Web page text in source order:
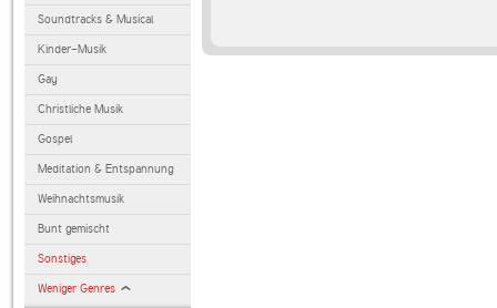
Soundtracks & Musical
Kinder-Musik
Gay
Christliche Musik
Gospel
Meditation & Entspannung
Weihnachtsmusik
Bunt gemischt
Sonstiges
Weniger Genres